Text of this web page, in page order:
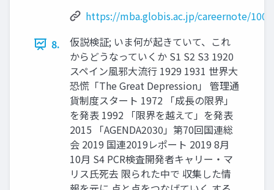
https://mba.globis.ac.jp/careernote/
8.
仮説検証; いま何が起きていて、これ
からどうなっていくか S1 S2 S3 1920
スペイン風邪大流行 1929 1931 世界大
恐慌「The Great Depression」 管理通
貨制度スタート 1972 「成長の限界」
を発表 1992 「限界を越えて」を発表
2015 「AGENDA2030」第70回国連総
会 2019 国連2019レポート 2019 8月
10月 S4 PCR検査開発者キャリー・マ
リス氏死去 限られた中で 収集した情